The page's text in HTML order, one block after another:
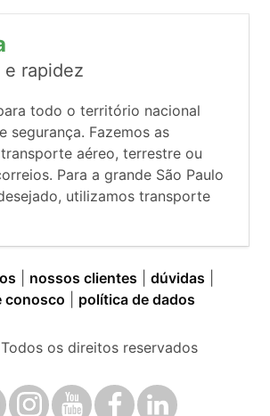
e rapidez
todo o território nacional
segurança. Fazemos as
aéreo, terrestre ou
Para a grande São Paulo
utilizamos transporte
nossos clientes dúvidas
conosco
política de dados
os direitos reservados